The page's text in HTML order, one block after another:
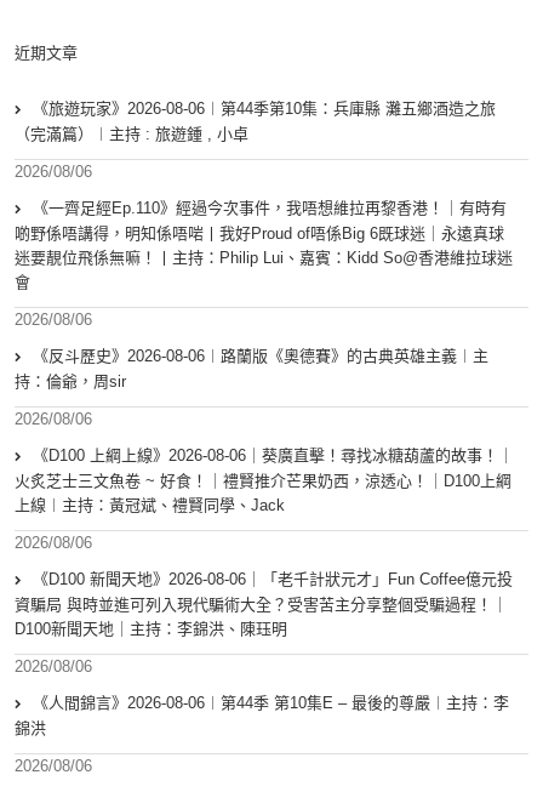
近期文章
《旅遊玩家》2026-08-06︱第44季第10集：兵庫縣 灘五鄉酒造之旅
（完滿篇）︱主持 : 旅遊鍾 , 小卓
2026/08/06
《一齊足經Ep.110》經過今次事件，我唔想維拉再黎香港！｜有時有
啲野係唔講得，明知係唔啱丨我好Proud of唔係Big 6既球迷｜永遠真球
迷要靚位飛係無嘛！丨主持：Philip Lui、嘉賓：Kidd So@香港維拉球迷
會
2026/08/06
《反斗歷史》2026-08-06︱路蘭版《奧德賽》的古典英雄主義︱主
持：倫爺，周sir
2026/08/06
《D100 上綱上線》2026-08-06｜葵廣直擊！尋找冰糖葫蘆的故事！｜
火炙芝士三文魚卷 ~ 好食！｜禮賢推介芒果奶西，涼透心！｜D100上綱
上線︱主持：黃冠斌、禮賢同學、Jack
2026/08/06
《D100 新聞天地》2026-08-06｜「老千計狀元才」Fun Coffee億元投
資騙局 與時並進可列入現代騙術大全？受害苦主分享整個受騙過程！｜
D100新聞天地｜主持：李錦洪、陳珏明
2026/08/06
《人間錦言》2026-08-06︱第44季 第10集E – 最後的尊嚴︱主持：李
錦洪
2026/08/06